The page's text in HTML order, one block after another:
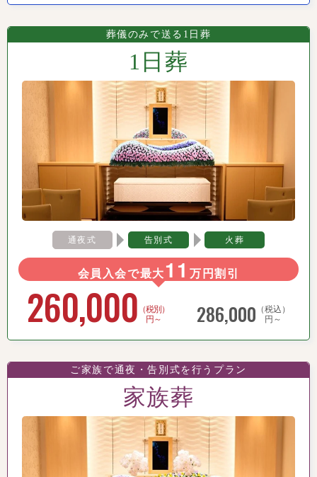
葬儀のみで送る1日葬
1日葬
通夜式 告別式 火葬
会員入会で最大11 万円割引
260,000 （税別）
円～
286,000 （税込）
円～
ご家族で通夜・告別式を行うプラン
家族葬